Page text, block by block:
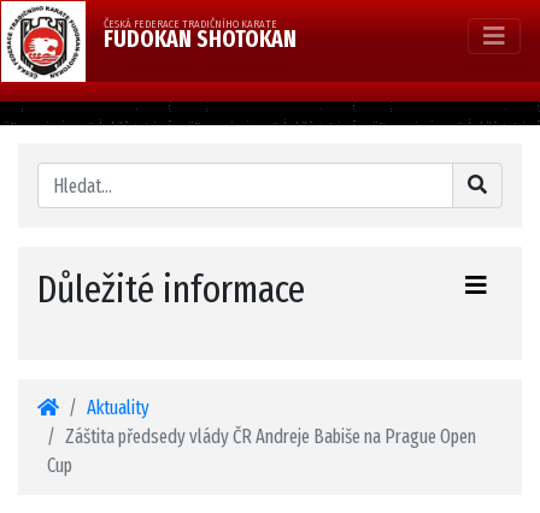
ČESKÁ FEDERACE TRADIČNÍHO KARATE
FUDOKAN SHOTOKAN
Důležité informace
Aktuality
Záštita předsedy vlády ČR Andreje Babiše na Prague Open
Cup